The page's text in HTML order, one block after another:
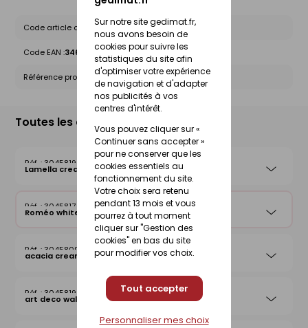
Sur notre site gedimat.fr,
nous avons besoin de
cookies pour suivre les
statistiques du site afin
d'optimiser votre expérience
de navigation et d'adapter
nos publicités à vos
centres d'intérêt.
Vous pouvez cliquer sur «
Continuer sans accepter »
pour ne conserver que les
cookies essentiels au
fonctionnement du site.
Votre choix sera retenu
pendant 13 mois et vous
pourrez à tout moment
cliquer sur "Gestion des
cookies" en bas du site
pour modifier vos choix.
Tout accepter
Personnaliser mes choix
Code article chez le fournisseur : 10346927
Code EAN :3464186250555
Référence produit nationale Gedimat :30458174
Toutes les déclinaisons
30458190
Lamella cream
30458174
Roméo white
30458092
acacia cream
30458199
art deco walnut